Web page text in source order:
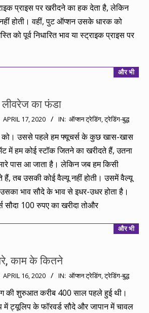
प्राइस पर खरीदने का हक देता है, लेकिन
होती। वहीं, पुट ऑप्शन उसके धारक को
को पूर्व निधारित भाव या स्ट्राइक प्राइस पर
और भी
लीवरेज का फंडा
APRIL 17, 2020 IN: ऑप्शन ट्रेडिंग,ट्रेडिंग-बुद्ध
को। उससे पहले हम फ्यूचर्स के कुछ खास-खास
हम कोई स्टॉक जितने का खरीदते हैं, उतना
पास आ जाता है। लेकिन जब हम किसी
हैं, तब उसकी कोई वैल्यू नहीं होती। उसमें वैल्यू
भाव सौदे के भाव से इधर-उधर होता है।
100 रुपए का खरीदा तोऔर
और भी
काम के कितने
APRIL 16, 2020 IN: ऑप्शन ट्रेडिंग,ट्रेडिंग-बुद्ध
की शुरुआत करीब 400 साल पहले हुई थी।
ट्यूलिप के फॉरवर्ड सौदे और जापान में चावल